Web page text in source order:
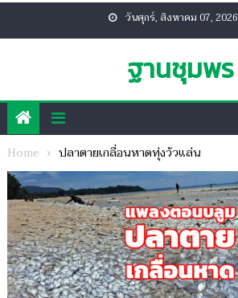
วันศุกร์, สิงหาคม 07, 2026
ฐานชุมพร
Home ปลาตายเกลื่อนหาดทุ่งวัวแล่น